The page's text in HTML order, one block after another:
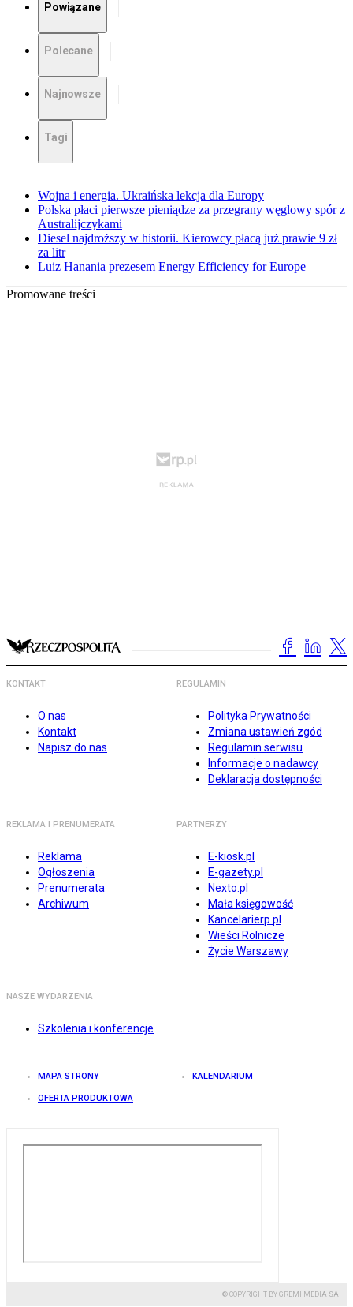
Powiązane
Polecane
Najnowsze
Tagi
Wojna i energia. Ukraińska lekcja dla Europy
Polska płaci pierwsze pieniądze za przegrany węglowy spór z
Australijczykami
Diesel najdroższy w historii. Kierowcy płacą już prawie 9 zł
za litr
Luiz Hanania prezesem Energy Efficiency for Europe
Promowane treści
KONTAKT
O nas
Kontakt
Napisz do nas
REGULAMIN
Polityka Prywatności
Zmiana ustawień zgód
Regulamin serwisu
Informacje o nadawcy
Deklaracja dostępności
REKLAMA I PRENUMERATA
Reklama
Ogłoszenia
Prenumerata
Archiwum
PARTNERZY
E-kiosk.pl
E-gazety.pl
Nexto.pl
Mała księgowość
Kancelarierp.pl
Wieści Rolnicze
Życie Warszawy
NASZE WYDARZENIA
Szkolenia i konferencje
MAPA STRONY KALENDARIUM
OFERTA PRODUKTOWA
© COPYRIGHT BY GREMI MEDIA SA